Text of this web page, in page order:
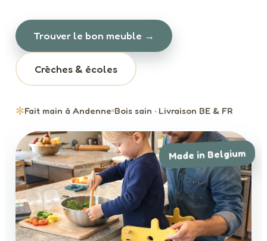
Trouver le bon meuble →
Crèches & écoles
✻Fait main à Andenne Bois sain · Livraison BE & FR
Made in Belgium